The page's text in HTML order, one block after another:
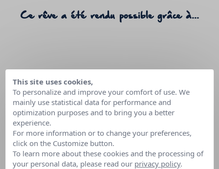
Ce rêve a été rendu possible grâce à...
PARIS
This site uses cookies,
To personalize and improve your comfort of use. We
mainly use statistical data for performance and
optimization purposes and to bring you a better
experience.
For more information or to change your preferences,
click on the Customize button.
To learn more about these cookies and the processing of
your personal data, please read our privacy policy.